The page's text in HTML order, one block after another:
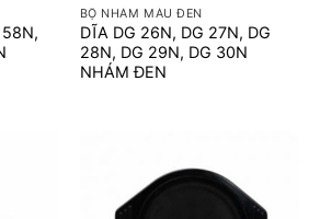
BỘ NHÁM MÀU ĐEN
DĨA DG 26N, DG 27N, DG
28N, DG 29N, DG 30N
NHÁM ĐEN